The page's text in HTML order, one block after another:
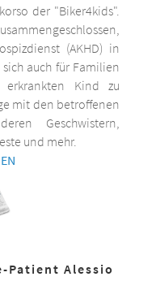
der "Biker4kids".
(AKHD) in
auch für Familien
erkrankten Kind zu
mit den betroffenen
Geschwistern,
und mehr.
Patient Alessio